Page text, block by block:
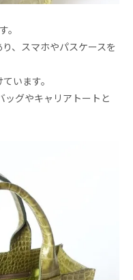
。
、スマホやパスケースを
います。
ッグやキャリアトートと